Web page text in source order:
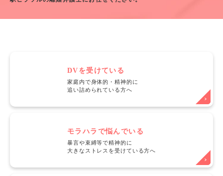
DVを受けている
家庭内で身体的・精神的に
追い詰められている方へ
モラハラで悩んでいる
暴言や束縛等で精神的に
大きなストレスを受けている方へ